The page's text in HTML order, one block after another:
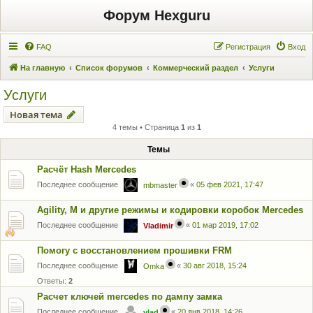
Форум Hexguru
FAQ Вход
Регистрация
На главную Список форумов Коммерческий раздел Услуги
Услуги
Новая тема
4 темы • Страница 1 из 1
Темы
Расчёт Hash Mercedes
Последнее сообщение mbmaster « 05 фев 2021, 17:47
Agility, M и другие режимы и кодировки коробок Mercedes
Последнее сообщение Vladimir « 01 мар 2019, 17:02
Помогу с восстановлением прошивки FRM
Последнее сообщение Omka « 30 авг 2018, 15:24
Ответы: 2
Расчет ключей mercedes по дампу замка